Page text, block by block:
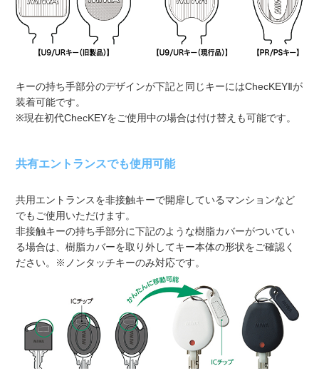
キーの持ち手部分のデザインが下記と同じキーにはChecKEYⅡが
装着可能です。
※現在初代ChecKEYをご使用中の場合は付け替えも可能です。
共有エントランスでも使用可能
共用エントランスを非接触キーで開扉しているマンションなど
でもご使用いただけます。
非接触キーの持ち手部分に下記のような樹脂カバーがついてい
る場合は、樹脂カバーを取り外してキー本体の形状をご確認く
ださい。※ノンタッチキーのみ対応です。